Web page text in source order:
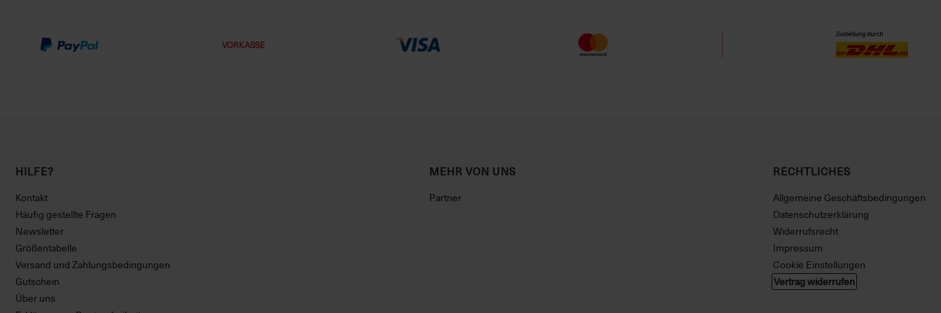
VORKASSE
HILFE?
Kontakt
Häufig gestellte Fragen
Newsletter
Größentabelle
Versand und Zahlungsbedingungen
Gutschein
Über uns
MEHR VON UNS
Partner
RECHTLICHES
Allgemeine Geschäftsbedingungen
Datenschutzerklärung
Widerrufsrecht
Impressum
Cookie Einstellungen
Vertrag widerrufen